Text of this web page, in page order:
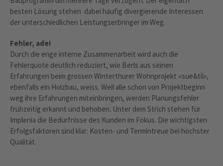
besten Lösung stehen dabei häufig divergierende Interessen
der unterschiedlichen Leistungserbringer im Weg.
Fehler, ade!
Durch die enge interne Zusammenarbeit wird auch die
Fehlerquote deutlich reduziert, wie Berls aus seinen
Erfahrungen beim grossen Winterthurer Wohnprojekt «sue&til»,
ebenfalls ein Holzbau, weiss. Weil alle schon von Projektbeginn
weg ihre Erfahrungen miteinbringen, werden Planungsfehler
frühzeitig erkannt und behoben. Unter dem Strich stehen für
Implenia die Bedürfnisse des Kunden im Fokus. Die wichtigsten
Erfolgsfaktoren sind klar: Kosten- und Termintreue bei höchster
Qualität.